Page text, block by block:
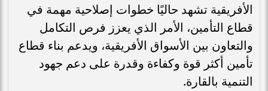
الأفريقية تشهد حاليًا خطوات إصلاحية مهمة في
قطاع التأمين، الأمر الذي يعزز فرص التكامل
والتعاون بين الأسواق الأفريقية، ويدعم بناء قطاع
تأمين أكثر قوة وكفاءة وقدرة على دعم جهود
التنمية بالقارة.